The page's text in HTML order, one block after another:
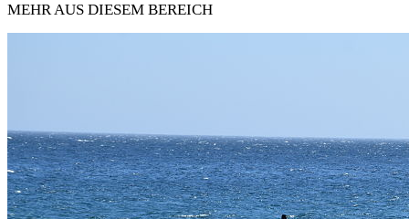
MEHR AUS DIESEM BEREICH